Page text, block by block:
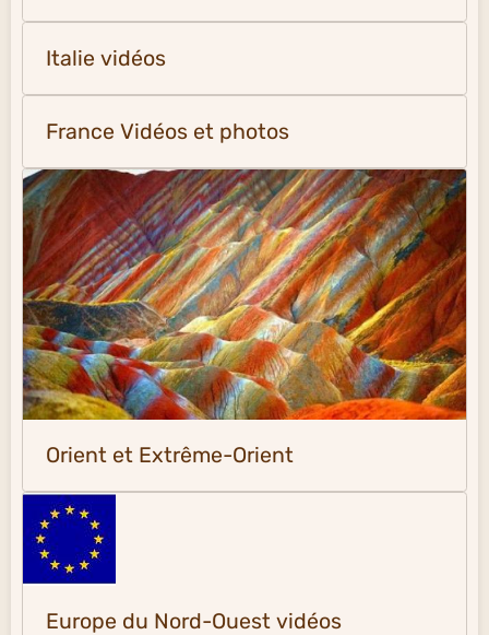
Italie vidéos
France Vidéos et photos
Orient et Extrême-Orient
Europe du Nord-Ouest vidéos